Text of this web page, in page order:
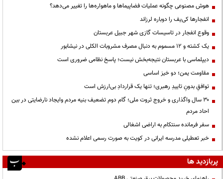
هوش مصنوعی چگونه عملیات فضاپیماها و ماهواره‌ها را تغییر می‌دهد؟
انفجارها کی‌یف را دوباره لرزاند
وقوع انفجار در تاسیسات گازی شهر جبیل عربستان
یک کشته و ۱۲ مسموم به دنبال مصرف مشروبات الکلی در نیشابور
دیپلماسی با عربستان نتیجه‌بخش نیست؛ پاسخ نظامی ضروری است
مقاومت یمن؛ دو خیز اساسی
توافقِ بدونِ تاییدِ رهبری؛ تنها یک قراردادِ بی‌ارزش است
۳۰ سال واگذاری و خروج ثروت ملی؛ گام دوم تضعیف بنیه مردم وایجاد نارضایتی در بین
احاد مردم
سفر فرمانده سنتکام به اراضی اشغالی
خبر تعطیلی مدرسه ایرانی در کویت به صورت رسمی اعلام نشده
پربازدید ها